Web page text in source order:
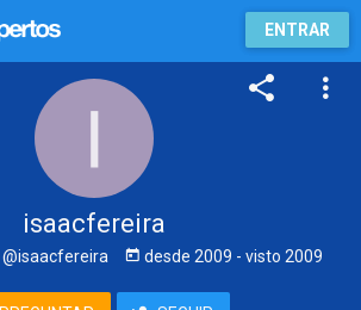
ENTRAR
isaacfereira
@isaacfereira desde 2009 - visto 2009